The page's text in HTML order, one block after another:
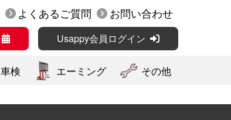
よくあるご質問 お問い合わせ
Usappy会員ログイン
車検 エーミング その他